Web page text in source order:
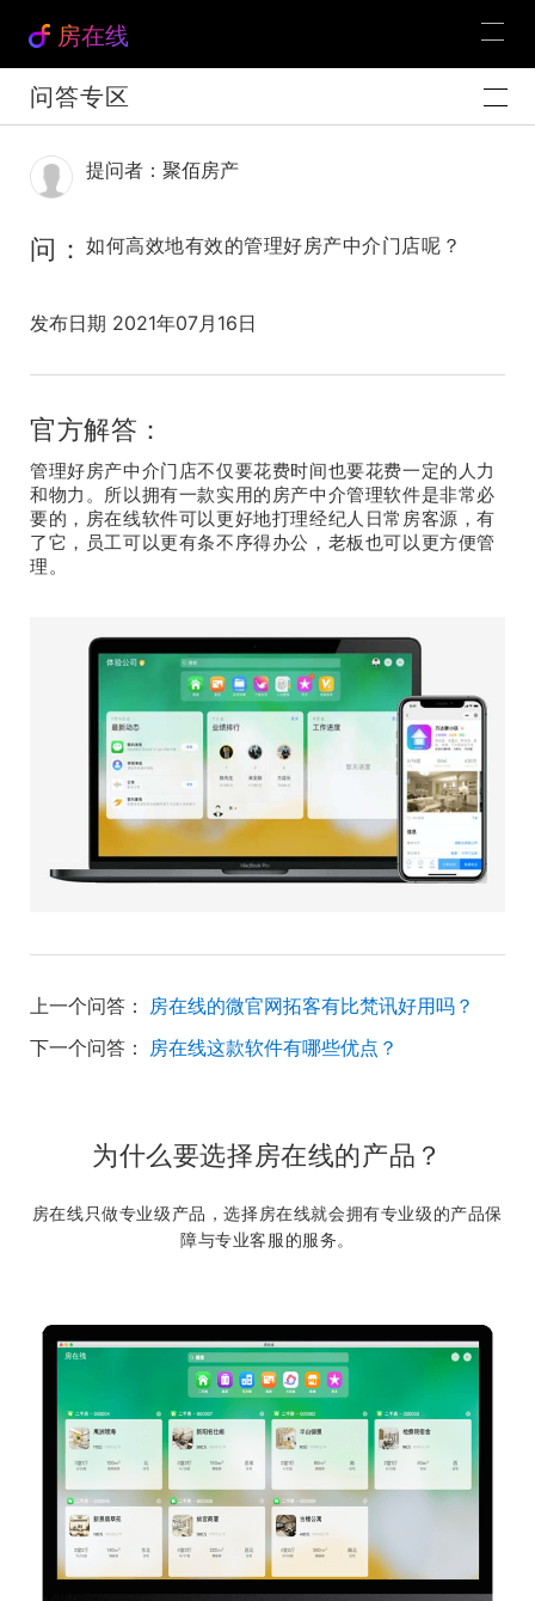
房在线
问答专区
提问者：聚佰房产
问： 如何高效地有效的管理好房产中介门店呢？
发布日期 2021年07月16日
官方解答：
管理好房产中介门店不仅要花费时间也要花费一定的人力
和物力。所以拥有一款实用的房产中介管理软件是非常必
要的，房在线软件可以更好地打理经纪人日常房客源，有
了它，员工可以更有条不序得办公，老板也可以更方便管
理。
上一个问答：
房在线的微官网拓客有比梵讯好用吗？
下一个问答：
房在线这款软件有哪些优点？
为什么要选择房在线的产品？
房在线只做专业级产品，选择房在线就会拥有专业级的产品保
障与专业客服的服务。